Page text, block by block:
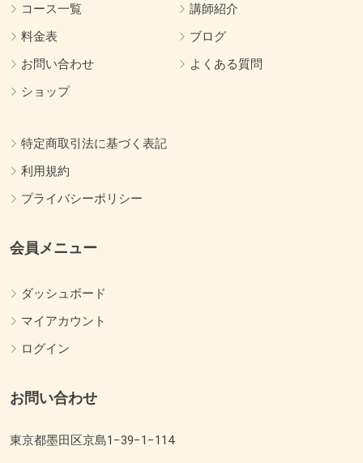
コース一覧
講師紹介
料金表
ブログ
お問い合わせ
よくある質問
ショップ
特定商取引法に基づく表記
利用規約
プライバシーポリシー
会員メニュー
ダッシュボード
マイアカウント
ログイン
お問い合わせ
東京都墨田区京島1−39−1−114